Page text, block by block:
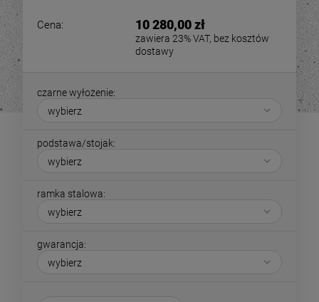
Cena: 10 280,00 zł
zawiera 23% VAT, bez kosztów
dostawy
czarne wyłożenie:
podstawa/stojak:
ramka stalowa:
gwarancja: